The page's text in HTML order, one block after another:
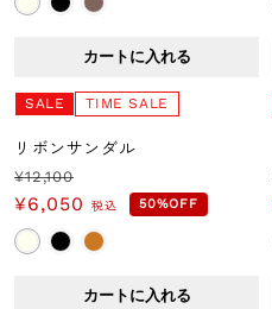
価
ル
カートに入れる
SALE TIME SALE
リボンサンダル
通
常
価
¥12,100
セ
ー
ル
¥6,050 税込 50%OFF
カートに入れる